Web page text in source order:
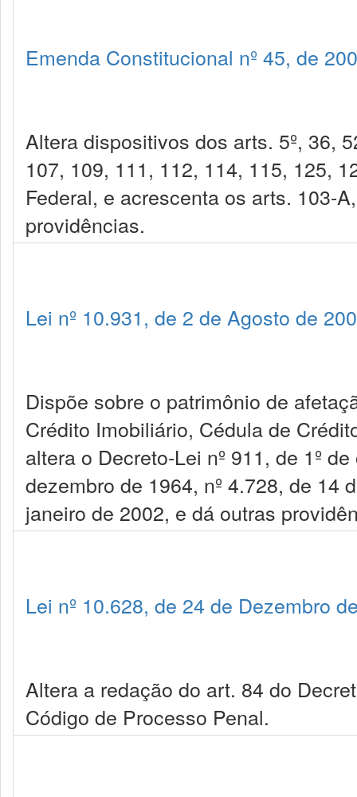
Emenda Constitucional nº 45, de
Altera dispositivos dos arts. 5º, 36,
107, 109, 111, 112, 114, 115, 125,
Federal, e acrescenta os arts. 103-
providências.
Lei nº 10.931, de 2 de Agosto de
Dispõe sobre o patrimônio de
Crédito Imobiliário, Cédula de
altera o Decreto-Lei nº 911, de 1º
dezembro de 1964, nº 4.728, de 14
janeiro de 2002, e dá outras
Lei nº 10.628, de 24 de Dezembro
Altera a redação do art. 84 do
Código de Processo Penal.